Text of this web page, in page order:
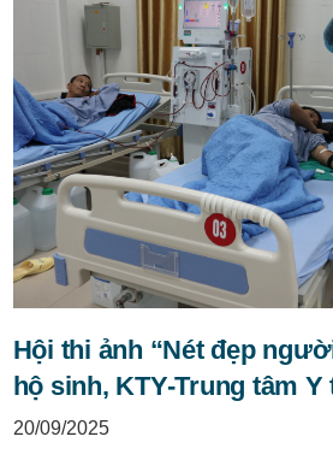
Hội thi ảnh “Nét đẹp
hộ sinh, KTY-Trung tâm Y
20/09/2025